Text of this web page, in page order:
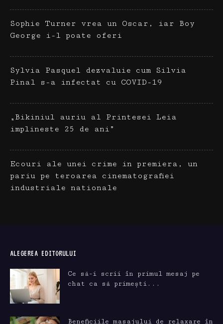
Sophie Turner vrea un Oscar, iar Boy
George i-l poate oferi
Sylvia Pasquel dezvaluie cum Silvia
Pinal s-a infectat cu COVID-19
„Bikiniul auriu al Printesei Leia
implineste 25 de ani”
Ecouri ale unei crime in premiera, un
pariu pe teroarea cinematografiei
industriale nationale
ALEGEREA EDITORULUI
Ce să-i scrii în primul mesaj pe
chat ca să primești...
Beneficiile masajului de relaxare în